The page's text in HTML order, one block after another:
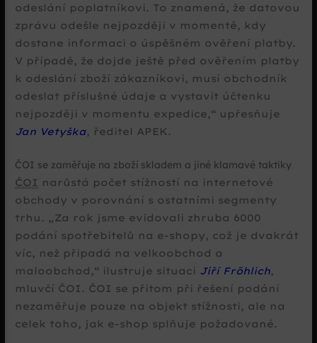
odeslání poplatníkovi. To znamená, že datovou
zprávu odešle nejpozději v momentě, kdy
dostane informaci o úspěšném ověření platby.
V případě, že dojde ještě před ověřením platby
k odeslání zboží zákazníkovi, musí obchodník
odeslat příslušné údaje a vystavit účtenku
nejpozději v momentu expedice,
upřesňuje
Jan Vetyška, ředitel APEK.
ČOI se zaměřuje na zboží skladem a jiné klamavé taktiky
ČOI narůstá počet stížností na internetové
obchody v porovnání s ostatními segmenty
trhu.
Za rok jsme evidovali zhruba 6000
podání spotřebitelů na e-shopy, což je dvakrát
víc, než připadá na velkoobchod a
maloobchod,
ilustruje situaci Jiří Fröhlich,
mluvčí ČOI. ČOI se přitom při řešení podání
nezaměřuje pouze na objekt stížnosti, ale na
celek toho, jak e-shop splňuje požadované.